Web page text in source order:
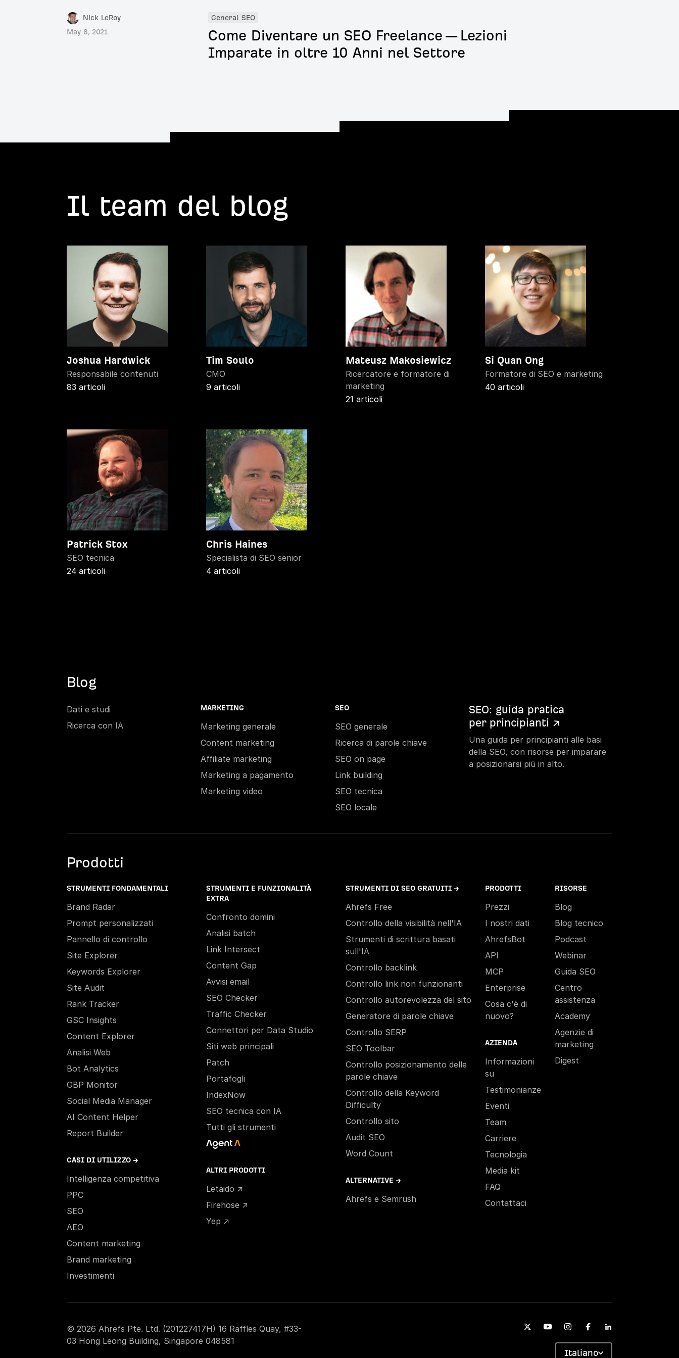
Nick LeRoy
May 8, 2021
General SEO
Come Diventare un SEO Freelance — Lezioni
Imparate in oltre 10 Anni nel Settore
Il team del blog
Joshua Hardwick
Responsabile contenuti
83 articoli
Tim Soulo
CMO
9 articoli
Mateusz Makosiewicz
Ricercatore e formatore di
marketing
21 articoli
Si Quan Ong
Formatore di SEO e marketing
40 articoli
Patrick Stox
SEO tecnica
24 articoli
Chris Haines
Specialista di SEO senior
4 articoli
Blog
Dati e studi
Ricerca con IA
MARKETING
Marketing generale
Content marketing
Affiliate marketing
Marketing a pagamento
Marketing video
SEO
SEO generale
Ricerca di parole chiave
SEO on page
Link building
SEO tecnica
SEO locale
SEO: guida pratica
per principianti ↗
Una guida per principianti alle basi
della SEO, con risorse per imparare
a posizionarsi più in alto.
Prodotti
STRUMENTI FONDAMENTALI
Brand Radar
Prompt personalizzati
Pannello di controllo
Site Explorer
Keywords Explorer
Site Audit
Rank Tracker
GSC Insights
Content Explorer
Analisi Web
Bot Analytics
GBP Monitor
Social Media Manager
AI Content Helper
Report Builder
CASI DI UTILIZZO →
Intelligenza competitiva
PPC
SEO
AEO
Content marketing
Brand marketing
Investimenti
STRUMENTI E FUNZIONALITÀ
EXTRA
Confronto domini
Analisi batch
Link Intersect
Content Gap
Avvisi email
SEO Checker
Traffic Checker
Connettori per Data Studio
Siti web principali
Patch
Portafogli
IndexNow
SEO tecnica con IA
Tutti gli strumenti
ALTRI PRODOTTI
Letaido ↗
Firehose ↗
Yep ↗
STRUMENTI DI SEO GRATUITI →
Ahrefs Free
Controllo della visibilità nell'IA
Strumenti di scrittura basati
sull'IA
Controllo backlink
Controllo link non funzionanti
Controllo autorevolezza del sito
Generatore di parole chiave
Controllo SERP
SEO Toolbar
Controllo posizionamento delle
parole chiave
Controllo della Keyword
Difficulty
Controllo sito
Audit SEO
Word Count
ALTERNATIVE →
Ahrefs e Semrush
PRODOTTI
Prezzi
I nostri dati
AhrefsBot
API
MCP
Enterprise
Cosa c'è di
nuovo?
AZIENDA
Informazioni
su
Testimonianze
Eventi
Team
Carriere
Tecnologia
Media kit
FAQ
Contattaci
RISORSE
Blog
Blog tecnico
Podcast
Webinar
Guida SEO
Centro
assistenza
Academy
Agenzie di
marketing
Digest
© 2026 Ahrefs Pte. Ltd. (201227417H) 16 Raffles Quay, #33-
03 Hong Leong Building, Singapore 048581
Italiano